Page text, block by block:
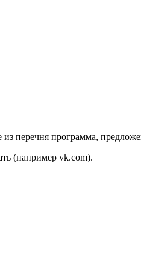
из перечня программа,
(например vk.com).